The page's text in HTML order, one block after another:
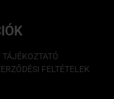
FELTÉTELEK